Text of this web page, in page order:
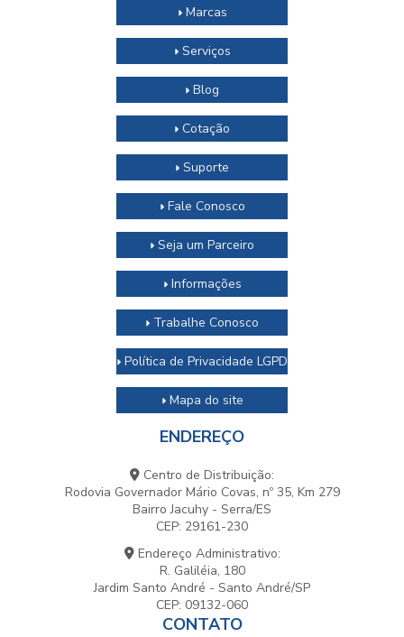
Marcas
Serviços
Blog
Cotação
Suporte
Fale Conosco
Seja um Parceiro
Informações
Trabalhe Conosco
Política de Privacidade LGPD
Mapa do site
ENDEREÇO
Centro de Distribuição:
Rodovia Governador Mário Covas, nº 35, Km 279
Bairro Jacuhy - Serra/ES
CEP: 29161-230
Endereço Administrativo:
R. Galiléia, 180
Jardim Santo André - Santo André/SP
CEP: 09132-060
CONTATO